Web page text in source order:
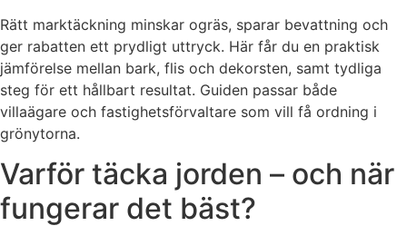
Rätt marktäckning minskar ogräs, sparar bevattning och
ger rabatten ett prydligt uttryck. Här får du en praktisk
jämförelse mellan bark, flis och dekorsten, samt tydliga
steg för ett hållbart resultat. Guiden passar både
villaägare och fastighetsförvaltare som vill få ordning i
grönytorna.
Varför täcka jorden – och när
fungerar det bäst?